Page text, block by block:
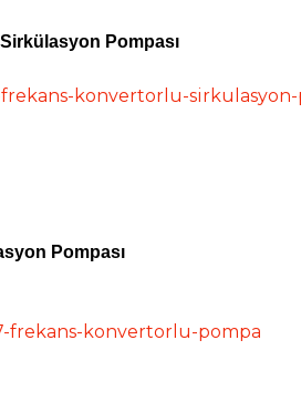
Pompası
konvertorlu-sirkulasyon-
Pompası
frekans-konvertorlu-pompa